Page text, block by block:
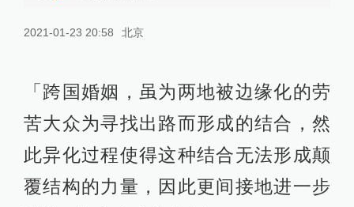
2021-01-23 20:58 北京
「跨国婚姻，虽为两地被边缘化的劳
苦大众为寻找出路而形成的结合，然
此异化过程使得这种结合无法形成颠
覆结构的力量，因此更间接地进一步